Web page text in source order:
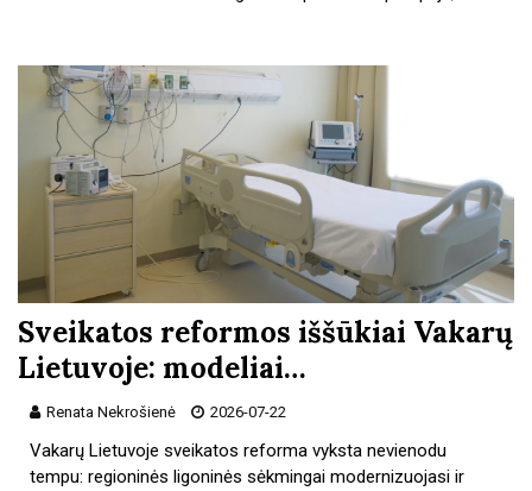
Sveikatos reformos iššūkiai Vakarų
Lietuvoje: modeliai…
Renata Nekrošienė 2026-07-22
Vakarų Lietuvoje sveikatos reforma vyksta nevienodu
tempu: regioninės ligoninės sėkmingai modernizuojasi ir